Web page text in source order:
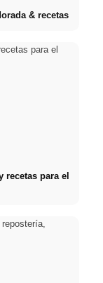
& recetas
recetas para el